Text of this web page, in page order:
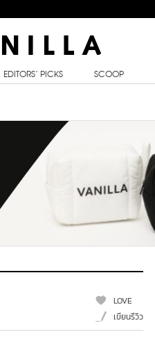
EDITORS’ PICKS SCOOP
LOVE
เขียนรีวิว